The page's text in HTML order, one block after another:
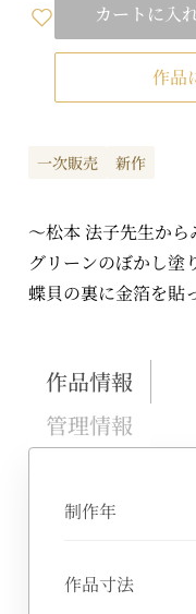
一次販売 新作
～松本 法子先生から
グリーンのぼかし塗
蝶貝の裏に金箔を貼
作品情報
管理情報
制作年
作品寸法
カートに入
作品